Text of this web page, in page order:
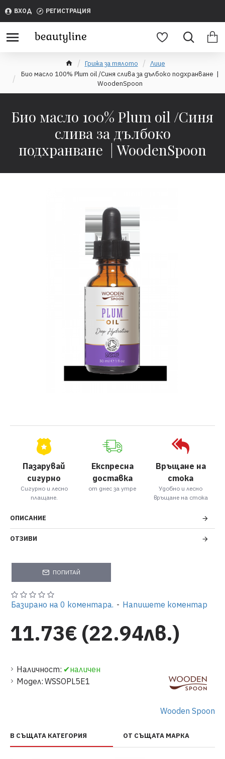
ВХОД РЕГИСТРАЦИЯ
Грижа за тялото
Лице
Био масло 100% Plum oil /Синя слива за дълбоко подхранване |
WoodenSpoon
Био масло 100% Plum oil /Синя
слива за дълбоко
подхранване | WoodenSpoon
Пазарувай
сигурно
Сигурно и лесно
плащане.
Експресна
доставка
от днес за утре
Връщане на
стока
Удобно и лесно
връщане на стока
ОПИСАНИЕ
ОТЗИВИ
ПОПИТАЙ
Наличност: ✔наличен
Модел: WSSOPL5E1
Wooden Spoon
Базирано на 0 коментара. - Напишете коментар
11.73€ (22.94лв.)
В СЪЩАТА КАТЕГОРИЯ ОТ СЪЩАТА МАРКА